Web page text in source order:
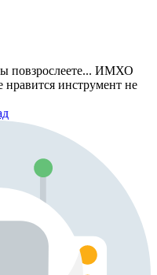
повзрослеете... ИМХО
нравится инструмент не